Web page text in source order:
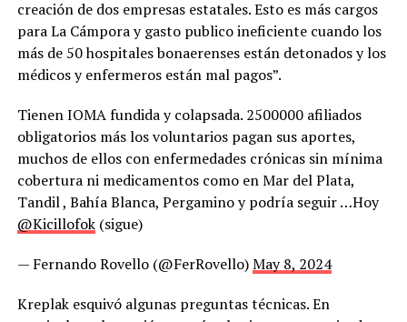
creación de dos empresas estatales. Esto es más cargos
para La Cámpora y gasto publico ineficiente cuando los
más de 50 hospitales bonaerenses están detonados y los
médicos y enfermeros están mal pagos”.
Tienen IOMA fundida y colapsada. 2500000 afiliados
obligatorios más los voluntarios pagan sus aportes,
muchos de ellos con enfermedades crónicas sin mínima
cobertura ni medicamentos como en Mar del Plata,
Tandil , Bahía Blanca, Pergamino y podría seguir …Hoy
@Kicillofok(sigue)
— Fernando Rovello (@FerRovello)May 8, 2024
Kreplak esquivó algunas preguntas técnicas. En